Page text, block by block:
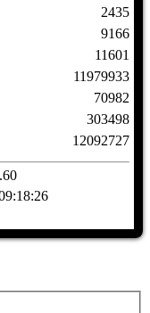
2435
9166
11601
11979933
70982
303498
12092727